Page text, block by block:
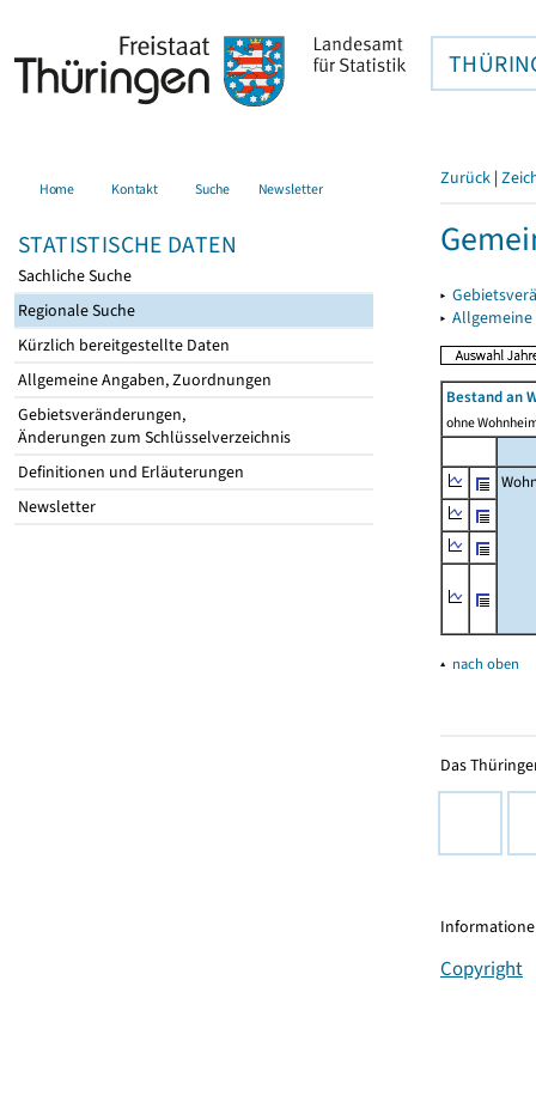
Home Kontakt Suche Newsletter
STATISTISCHE DATEN
Sachliche Suche
Regionale Suche
Kürzlich bereitgestellte Daten
Allgemeine Angaben, Zuordnungen
Gebietsveränderungen,
Änderungen zum Schlüsselverzeichnis
Definitionen und Erläuterungen
Newsletter
Zurück |
▸
▸
Bestand an
ohne
▴ nach oben
Das
Copyright